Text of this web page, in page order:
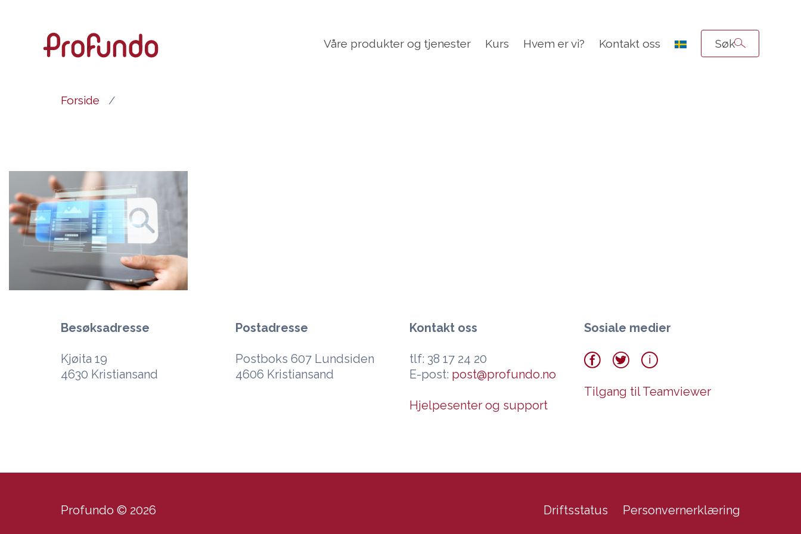
Våre produkter og tjenester Kurs Hvem er vi? Kontakt oss Søk
Forside
Besøksadresse
Kjøita 19
4630 Kristiansand
Postadresse
Postboks 607 Lundsiden
4606 Kristiansand
Kontakt oss
tlf: 38 17 24 20
E-post: post@profundo.no
Hjelpesenter og support
Sosiale medier
Tilgang til Teamviewer
Profundo © 2026 Driftsstatus Personvernerklæring